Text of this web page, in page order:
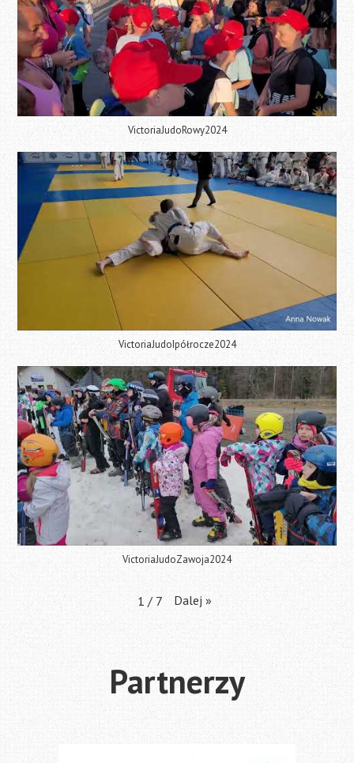
VictoriaJudoRowy2024
VictoriaJudoIpółrocze2024
VictoriaJudoZawoja2024
1 / 7 Dalej »
Partnerzy